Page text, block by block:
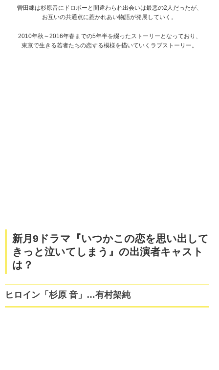
曽田練は杉原音にドロボーと間違わられ出会いは最悪の2人だったが、
お互いの共通点に惹かれあい物語が発展していく。
2010年秋～2016年春までの5年半を綴ったストーリーとなっており、
東京で生きる若者たちの恋する模様を描いていくラブストーリー。
新月9ドラマ『いつかこの恋を思い出して
きっと泣いてしまう』の出演者キャスト
は？
ヒロイン「杉原 音」…有村架純